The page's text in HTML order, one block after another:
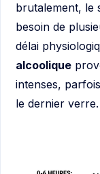
brutalement, le
besoin de
délai
alcoolique
intenses,
le dernier verre.